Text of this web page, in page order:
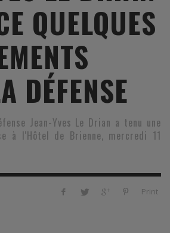
QUELQUES
DÉFENSE
Jean-Yves Le Drian a tenu une
à l'Hôtel de Brienne, mercredi 11
Print